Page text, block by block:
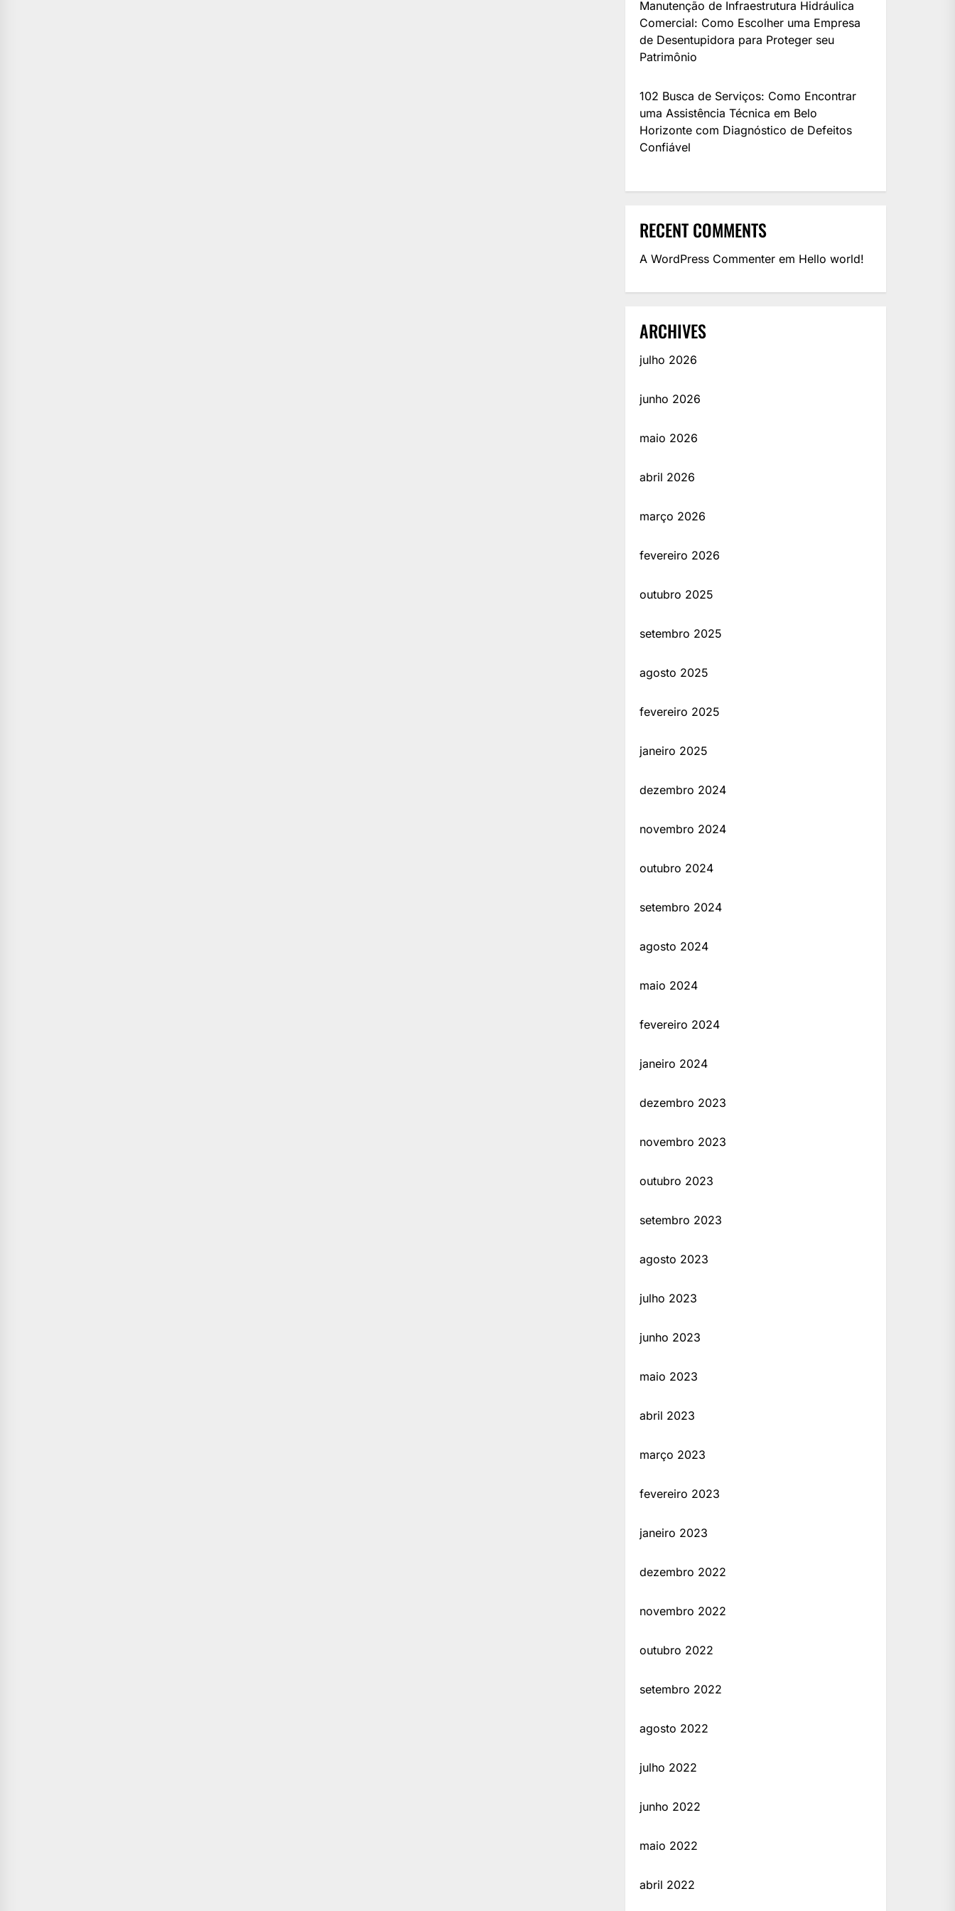
Manutenção de Infraestrutura Hidráulica
Comercial: Como Escolher uma Empresa
de Desentupidora para Proteger seu
Patrimônio
102 Busca de Serviços: Como Encontrar
uma Assistência Técnica em Belo
Horizonte com Diagnóstico de Defeitos
Confiável
RECENT COMMENTS
A WordPress Commenter em Hello world!
ARCHIVES
julho 2026
junho 2026
maio 2026
abril 2026
março 2026
fevereiro 2026
outubro 2025
setembro 2025
agosto 2025
fevereiro 2025
janeiro 2025
dezembro 2024
novembro 2024
outubro 2024
setembro 2024
agosto 2024
maio 2024
fevereiro 2024
janeiro 2024
dezembro 2023
novembro 2023
outubro 2023
setembro 2023
agosto 2023
julho 2023
junho 2023
maio 2023
abril 2023
março 2023
fevereiro 2023
janeiro 2023
dezembro 2022
novembro 2022
outubro 2022
setembro 2022
agosto 2022
julho 2022
junho 2022
maio 2022
abril 2022